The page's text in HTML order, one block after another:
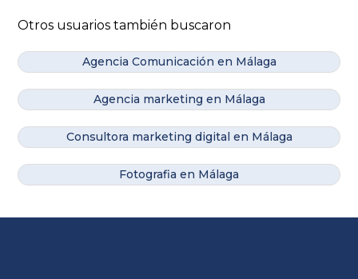
Otros usuarios también buscaron
Agencia Comunicación en Málaga
Agencia marketing en Málaga
Consultora marketing digital en Málaga
Fotografia en Málaga